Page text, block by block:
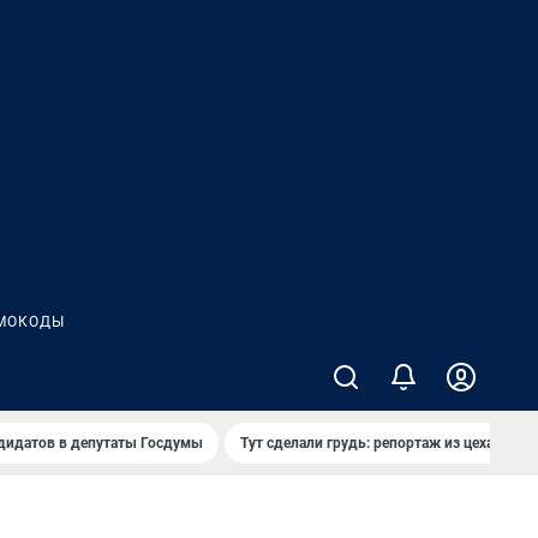
в депутаты Госдумы Тут сделали грудь: репортаж из цеха